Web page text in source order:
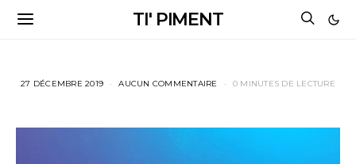
TI' PIMENT
27 DÉCEMBRE 2019 AUCUN COMMENTAIRE 0 MINUTES DE LECTURE